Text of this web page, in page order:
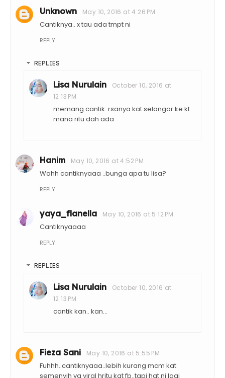
Unknown May 10, 2016 at 4:26 PM
Cantiknya.. x tau ada tmpt ni
REPLY
REPLIES
Lisa Nurulain
October 10, 2016 at
12:13 PM
memang cantik. rsanya kat selangor ke kt
mana ritu dah ada
Hanim May 10, 2016 at 4:52 PM
Wahh cantiknyaaa ..bunga apa tu lisa?
REPLY
yaya_flanella May 10, 2016 at 5:12 PM
Cantiknyaaaa
REPLY
REPLIES
Lisa Nurulain
October 10, 2016 at
12:13 PM
cantik kan.. kan...
Fieza Sani May 10, 2016 at 5:55 PM
Fuhhh..cantiknyaaa..lebih kurang mcm kat
semenyih yg viral hritu kat fb..tapi hat ni lagi